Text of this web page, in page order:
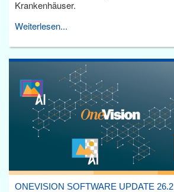
Krankenhäuser.
Weiterlesen...
ONEVISION SOFTWARE UPDATE 26.2